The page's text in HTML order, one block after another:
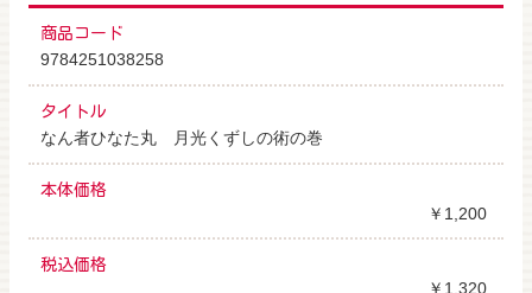
商品コード
9784251038258
タイトル
なん者ひなた丸 月光くずしの術の巻
本体価格
￥1,200
税込価格
￥1,320